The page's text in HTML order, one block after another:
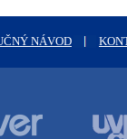
NÁVOD